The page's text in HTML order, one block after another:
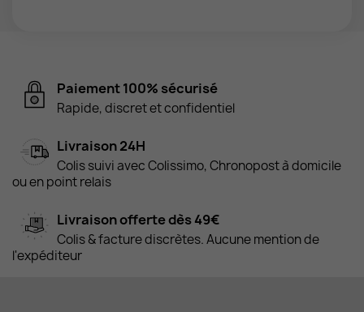
Paiement 100% sécurisé
Rapide, discret et confidentiel
Livraison 24H
Colis suivi avec Colissimo, Chronopost à domicile
ou en point relais
Livraison offerte dès 49€
Colis & facture discrètes. Aucune mention de
l'expéditeur